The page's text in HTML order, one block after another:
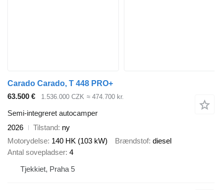
Carado Carado, T 448 PRO+
63.500 €
1.536.000 CZK ≈ 474.700 kr.
Semi-integreret autocamper
2026
Tilstand
ny
Motorydelse 140 HK (103 kW) Brændstof diesel
Antal sovepladser 4
Tjekkiet, Praha 5